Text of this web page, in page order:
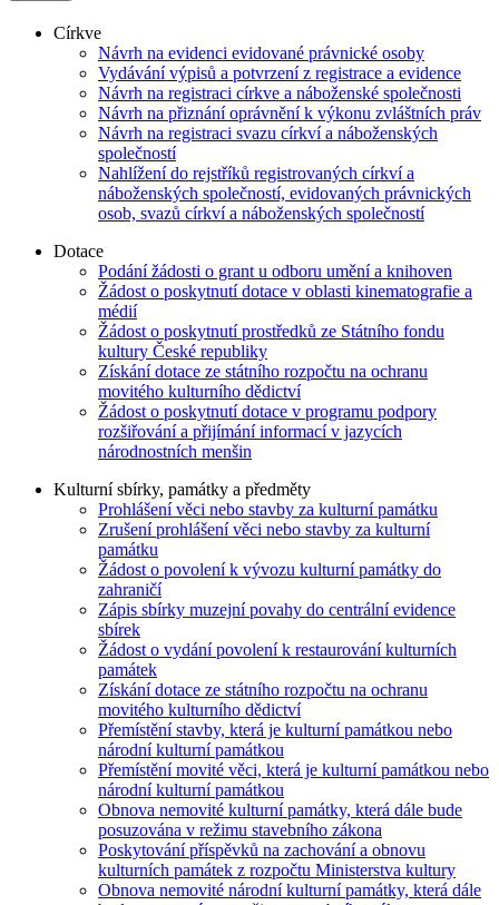
Církve
Návrh na evidenci evidované právnické osoby
Vydávání výpisů a potvrzení z registrace a evidence
Návrh na registraci církve a náboženské společnosti
Návrh na přiznání oprávnění k výkonu zvláštních práv
Návrh na registraci svazu církví a náboženských
společností
Nahlížení do rejstříků registrovaných církví a
náboženských společností, evidovaných právnických
osob, svazů církví a náboženských společností
Dotace
Podání žádosti o grant u odboru umění a knihoven
Žádost o poskytnutí dotace v oblasti kinematografie a
médií
Žádost o poskytnutí prostředků ze Státního fondu
kultury České republiky
Získání dotace ze státního rozpočtu na ochranu
movitého kulturního dědictví
Žádost o poskytnutí dotace v programu podpory
rozšiřování a přijímání informací v jazycích
národnostních menšin
Kulturní sbírky, památky a předměty
Prohlášení věci nebo stavby za kulturní památku
Zrušení prohlášení věci nebo stavby za kulturní
památku
Žádost o povolení k vývozu kulturní památky do
zahraničí
Zápis sbírky muzejní povahy do centrální evidence
sbírek
Žádost o vydání povolení k restaurování kulturních
památek
Získání dotace ze státního rozpočtu na ochranu
movitého kulturního dědictví
Přemístění stavby, která je kulturní památkou nebo
národní kulturní památkou
Přemístění movité věci, která je kulturní památkou nebo
národní kulturní památkou
Obnova nemovité kulturní památky, která dále bude
posuzována v režimu stavebního zákona
Poskytování příspěvků na zachování a obnovu
kulturních památek z rozpočtu Ministerstva kultury
Obnova nemovité národní kulturní památky, která dále